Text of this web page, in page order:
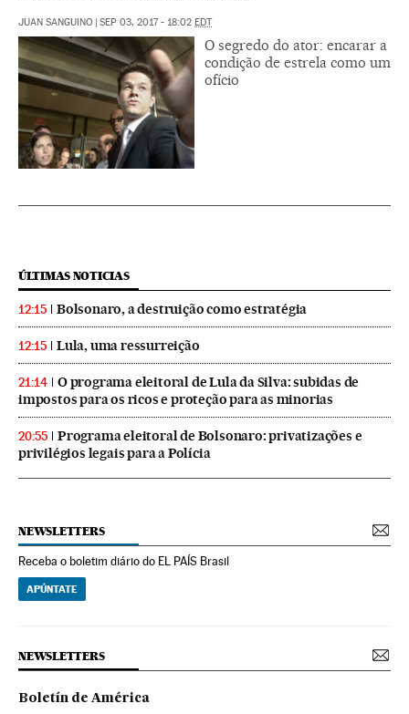
JUAN SANGUINO SEP 03, 2017 - 18:02 EDT
O segredo do ator: encarar a
condição de estrela como um
ofício
ÚLTIMAS NOTICIAS
12:15 Bolsonaro, a destruição como estratégia
12:15 Lula, uma ressurreição
21:14
O programa eleitoral de Lula da Silva: subidas de
impostos para os ricos e proteção para as minorias
20:55
Programa eleitoral de Bolsonaro: privatizações e
privilégios legais para a Polícia
NEWSLETTERS
Receba o boletim diário do EL PAÍS Brasil
APÚNTATE
NEWSLETTERS
Boletín de América